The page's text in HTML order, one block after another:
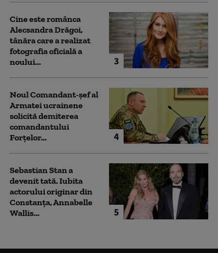
3
Cine este românca
Alecsandra Drăgoi,
tânăra care a realizat
fotografia oficială a
noului...
4
Noul Comandant-șef al
Armatei ucrainene
solicită demiterea
comandantului
Forțelor...
5
Sebastian Stan a
devenit tată. Iubita
actorului originar din
Constanța, Annabelle
Wallis...